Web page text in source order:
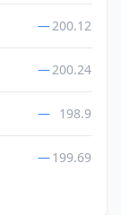
—200.12
—200.24
— 198.9
—199.69